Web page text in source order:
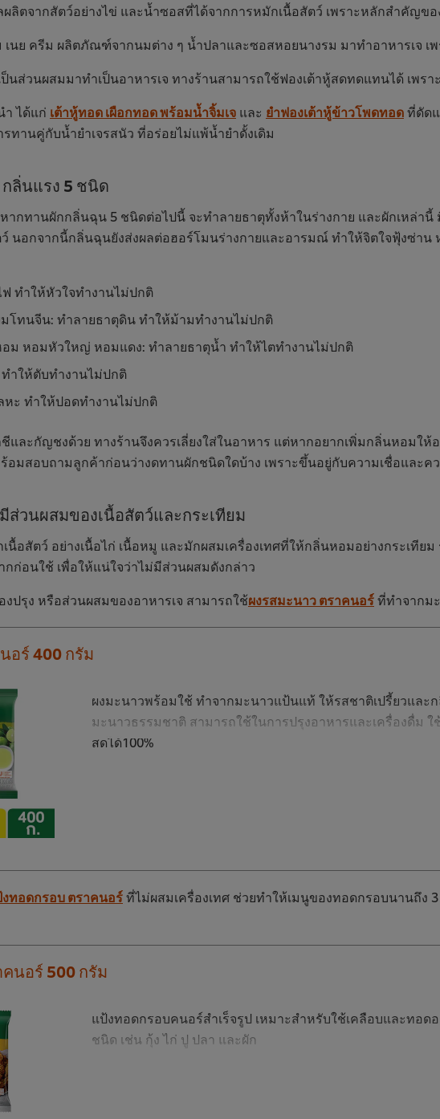
ลิตจากสัตว์อย่างไข่ และน้ำซอสที่ได้จากการหมักเนื้อสัตว์ เพราะหลักสำคัญขอ
นย ครีม ผลิตภัณฑ์จากนมต่าง ๆ น้ำปลาและซอสหอยนางรม มาทำอาหารเจ เ
นส่วนผสมมาทำเป็นอาหารเจ ทางร้านสามารถใช้ฟองเต้าหู้สดทดแทนได้ เพร
ำ ได้แก่ เต้าหู้ทอด เผือกทอด พร้อมน้ำจิ้มเจ และ ยำฟองเต้าหู้ข้าวโพดทอดที่ดัด
รทานคู่กับน้ำยำเจรสนัว ที่อร่อยไม่แพ้น้ำยำดั้งเดิม
ลิ่นแรง 5 ชนิด
ากทานผักกลิ่นฉุน 5 ชนิดต่อไปนี้ จะทำลายธาตุทั้งห้าในร่างกาย และผักเหล่า
นอกจากนี้กลิ่นฉุนยังส่งผลต่อฮอร์โมนร่างกายและอารมณ์ ทำให้จิตใจฟุ้งซ่า
ทำให้หัวใจทำงานไม่ปกติ
มโทนจีน: ทำลายธาตุดิน ทำให้ม้ามทำงานไม่ปกติ
ม หอมหัวใหญ่ หอมแดง: ทำลายธาตุน้ำ ทำให้ไตทำงานไม่ปกติ
ำให้ตับทำงานไม่ปกติ
หะ ทำให้ปอดทำงานไม่ปกติ
ละกัญชงด้วย ทางร้านจึงควรเลี่ยงใส่ในอาหาร แต่หากอยากเพิ่มกลิ่นหอมให้
อมสอบถามลูกค้าก่อนว่างดทานผักชนิดใดบ้าง เพราะขึ้นอยู่กับความเชื่อและค
ส่วนผสมของเนื้อสัตว์และกระเทียม
เนื้อสัตว์ อย่างเนื้อไก่ เนื้อหมู และมักผสมเครื่องเทศที่ให้กลิ่นหอมอย่างกระเที
กก่อนใช้ เพื่อให้แน่ใจว่าไม่มีส่วนผสมดังกล่าว
งปรุง หรือส่วนผสมของอาหารเจ สามารถใช้ผงรสมะนาว ตราคนอร์ที่ทำจากม
อร์ 400 กรัม
ผงมะนาวพร้อมใช้ ทำจากมะนาวแป้นแท้ ให้รสชาติเปรี้ยวและ
มะนาวธรรมชาติ สามารถใช้ในการปรุงอาหารและเครื่องดื่ม
สดได้100%
ทอดกรอบ ตราคนอร์ที่ไม่ผสมเครื่องเทศ ช่วยทำให้เมนูของทอดกรอบนานถึง
นอร์ 500 กรัม
แป้งทอดกรอบคนอร์สำเร็จรูป เหมาะสำหรับใช้เคลือบและทอด
ชนิด เช่น กุ้ง ไก่ ปู ปลา และผัก